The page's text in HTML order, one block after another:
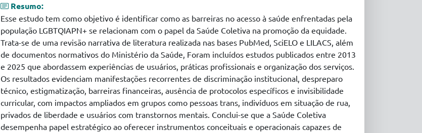
Resumo:
Esse estudo tem como objetivo é identificar como as barreiras no acesso à saúde enfrentadas pela
população LGBTQIAPN+ se relacionam com o papel da Saúde Coletiva na promoção da equidade.
Trata-se de uma revisão narrativa de literatura realizada nas bases PubMed, SciELO e LILACS, além
de documentos normativos do Ministério da Saúde, Foram incluídos estudos publicados entre 2013
e 2025 que abordassem experiências de usuários, práticas profissionais e organização dos serviços.
Os resultados evidenciam manifestações recorrentes de discriminação institucional, despreparo
técnico, estigmatização, barreiras financeiras, ausência de protocolos específicos e invisibilidade
curricular, com impactos ampliados em grupos como pessoas trans, indivíduos em situação de rua,
privados de liberdade e usuários com transtornos mentais. Conclui-se que a Saúde Coletiva
desempenha papel estratégico ao oferecer instrumentos conceituais e operacionais capazes de